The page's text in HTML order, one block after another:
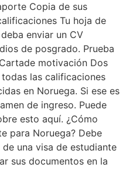
Copia de sus
Tu hoja de
enviar un CV
de posgrado. Prueba
motivación Dos
las calificaciones
en Noruega. Si ese es
de ingreso. Puede
esto aquí. ¿Cómo
para Noruega? Debe
una visa de estudiante
sus documentos en la